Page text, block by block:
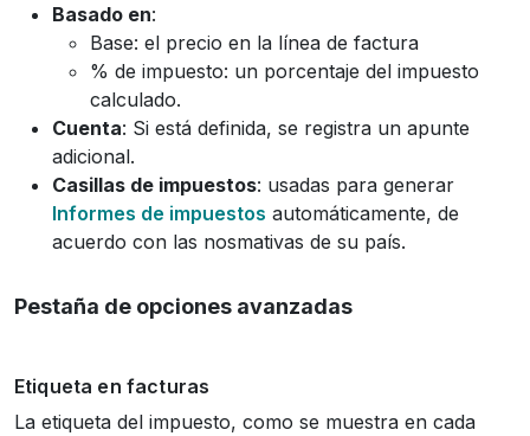
Basado en:
Base: el precio en la línea de factura
% de impuesto: un porcentaje del impuesto
calculado.
Cuenta: Si está definida, se registra un apunte
adicional.
Casillas de impuestos: usadas para generar
Informes de impuestos automáticamente, de
acuerdo con las nosmativas de su país.
Pestaña de opciones avanzadas
Etiqueta en facturas
La etiqueta del impuesto, como se muestra en cada